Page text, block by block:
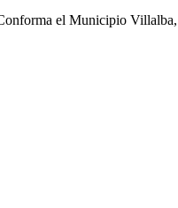
el Municipio